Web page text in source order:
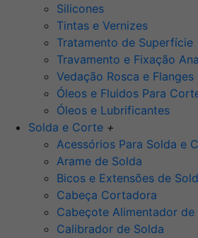
Silicones
Tintas e Vernizes
Tratamento de Superfície
Travamento e Fixação
Vedação Rosca e Flanges
Óleos e Fluidos Para
Óleos e Lubrificantes
Solda e Corte +
Acessórios Para Solda e
Arame de Solda
Bicos e Extensões de
Cabeça Cortadora
Cabeçote Alimentador de
Calibrador de Solda